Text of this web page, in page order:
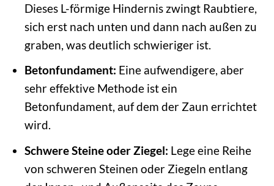
Dieses L-förmige Hindernis zwingt Raubtiere,
sich erst nach unten und dann nach außen zu
graben, was deutlich schwieriger ist.
Betonfundament: Eine aufwendigere, aber
sehr effektive Methode ist ein
Betonfundament, auf dem der Zaun errichtet
wird.
Schwere Steine oder Ziegel: Lege eine Reihe
von schweren Steinen oder Ziegeln entlang